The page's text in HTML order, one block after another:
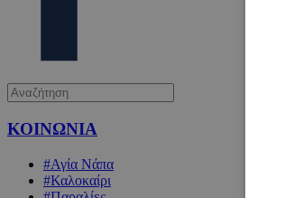
ΚΟΙΝΩΝΙΑ
#Αγία Νάπα
#Καλοκαίρι